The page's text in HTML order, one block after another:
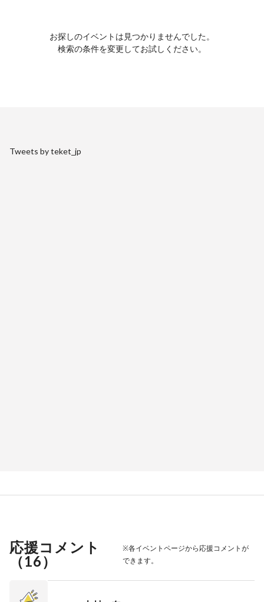
お探しのイベントは見つかりませんでした。
検索の条件を変更してお試しください。
Tweets by teket_jp
応援コメント
（16）
※各イベントページから応援コメントが
できます。